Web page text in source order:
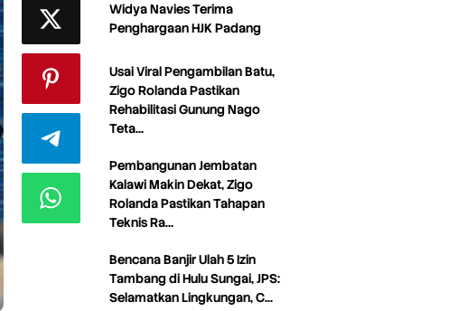
Widya Navies Terima
Penghargaan HJK Padang
Usai Viral Pengambilan Batu,
Zigo Rolanda Pastikan
Rehabilitasi Gunung Nago
Teta…
Pembangunan Jembatan
Kalawi Makin Dekat, Zigo
Rolanda Pastikan Tahapan
Teknis Ra…
Bencana Banjir Ulah 5 Izin
Tambang di Hulu Sungai, JPS:
Selamatkan Lingkungan, C…